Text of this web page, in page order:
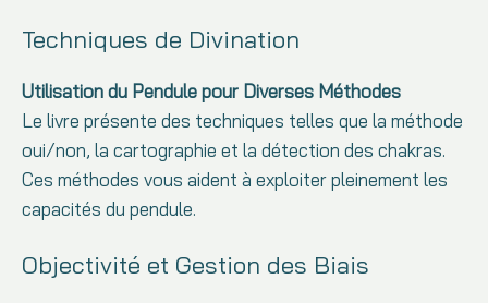
Techniques de Divination
Utilisation du Pendule pour Diverses Méthodes
Le livre présente des techniques telles que la méthode
oui/non, la cartographie et la détection des chakras.
Ces méthodes vous aident à exploiter pleinement les
capacités du pendule.
Objectivité et Gestion des Biais